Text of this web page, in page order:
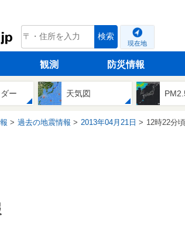
tenki.jp 検索
現在地
観測 防災情報
ー 天気図
過去の地震情報 2013年04月21日 12時22分